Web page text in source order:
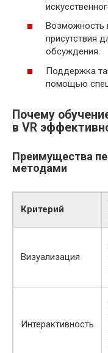
Возможность
присутствия
обсуждения.
Поддержка
помощью
Почему
в VR
Преимущества
методами
Критерий
Визуализация
Интерактивность